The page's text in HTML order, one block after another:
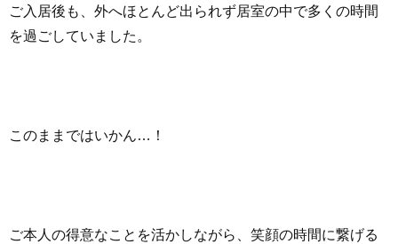
ご入居後も、外へほとんど出られず居室の中で多くの時間
を過ごしていました。
このままではいかん…！
ご本人の得意なことを活かしながら、笑顔の時間に繋げる